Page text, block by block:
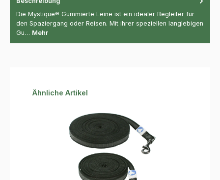
Die Mystique® Gummierte Leine ist ein idealer Begleiter für
den Spaziergang oder Reisen. Mit ihrer speziellen langlebigen
Gu… Mehr
Produktgalerie überspringen
Ähnliche Artikel